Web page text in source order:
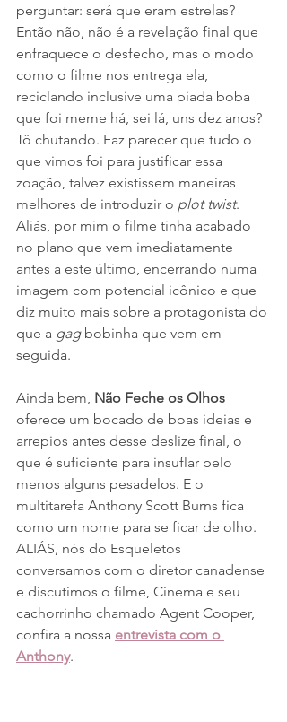
perguntar: será que eram estrelas?
Então não, não é a revelação final que
enfraquece o desfecho, mas o modo
como o filme nos entrega ela,
reciclando inclusive uma piada boba
que foi meme há, sei lá, uns dez anos?
Tô chutando. Faz parecer que tudo o
que vimos foi para justificar essa
zoação, talvez existissem maneiras
melhores de introduzir o plot twist.
Aliás, por mim o filme tinha acabado
no plano que vem imediatamente
antes a este último, encerrando numa
imagem com potencial icônico e que
diz muito mais sobre a protagonista do
que a gag bobinha que vem em
seguida.
Ainda bem, Não Feche os Olhos
oferece um bocado de boas ideias e
arrepios antes desse deslize final, o
que é suficiente para insuflar pelo
menos alguns pesadelos. E o
multitarefa Anthony Scott Burns fica
como um nome para se ficar de olho.
ALIÁS, nós do Esqueletos
conversamos com o diretor canadense
e discutimos o filme, Cinema e seu
cachorrinho chamado Agent Cooper,
confira a nossa entrevista com o
Anthony.